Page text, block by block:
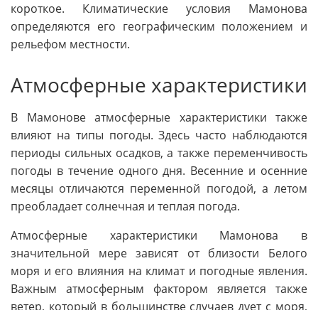
короткое. Климатические условия Мамонова
определяются его географическим положением и
рельефом местности.
Атмосферные характеристики
В Мамонове атмосферные характеристики также
влияют на типы погоды. Здесь часто наблюдаются
периоды сильных осадков, а также переменчивость
погоды в течение одного дня. Весенние и осенние
месяцы отличаются переменной погодой, а летом
преобладает солнечная и теплая погода.
Атмосферные характеристики Мамонова в
значительной мере зависят от близости Белого
моря и его влияния на климат и погодные явления.
Важным атмосферным фактором является также
ветер, который в большинстве случаев дует с моря,